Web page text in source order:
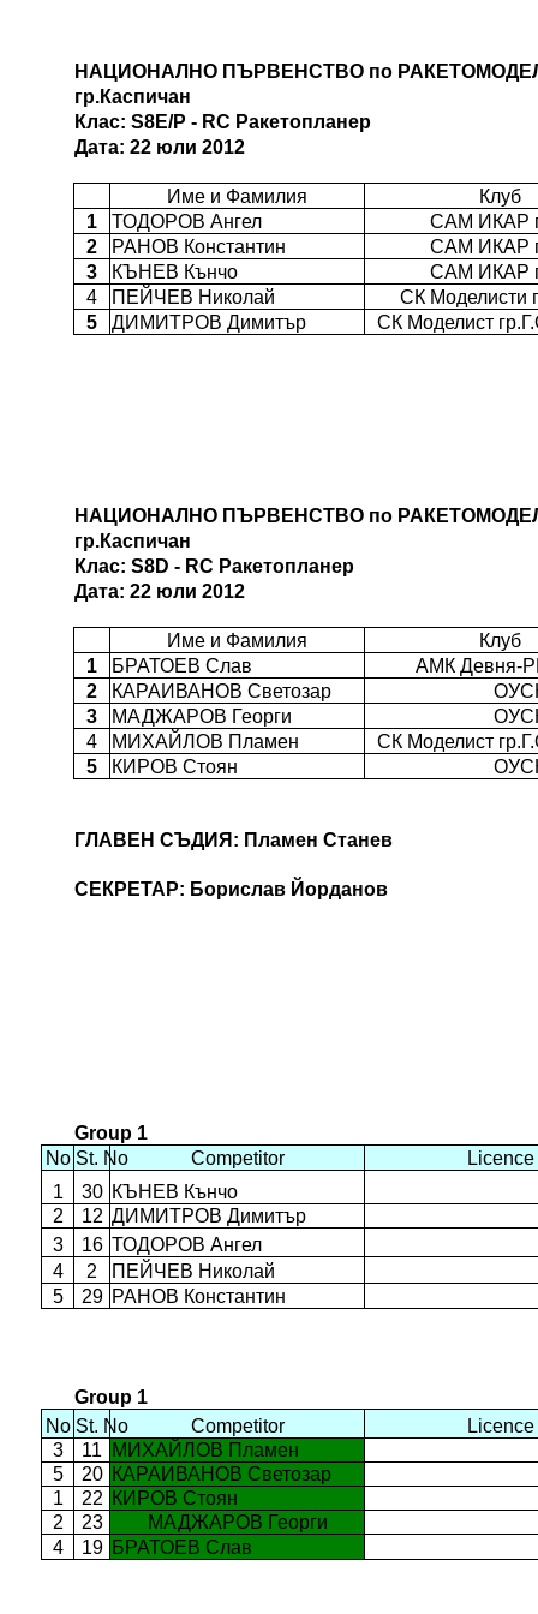
НАЦИОНАЛНО ПЪРВЕНСТВО по
гр.Каспичан
Клас: S8E/P - RC Ракетопланер
Дата: 22 юли 2012
Име и Фамилия
Клуб
1
ТОДОРОВ Ангел
САМ ИКАР
2
РАНОВ Константин
САМ ИКАР
3
КЪНЕВ Кънчо
САМ ИКАР
4
ПЕЙЧЕВ Николай
СК Моделисти
5
ДИМИТРОВ Димитър СК Моделист
НАЦИОНАЛНО ПЪРВЕНСТВО по
гр.Каспичан
Клас: S8D - RC Ракетопланер
Дата: 22 юли 2012
Име и Фамилия
Клуб
1
БРАТОЕВ Слав
АМК Девня-
2
КАРАИВАНОВ Светозар
3
МАДЖАРОВ Георги
4
МИХАЙЛОВ Пламен
СК Моделист
5
КИРОВ Стоян
ГЛАВЕН СЪДИЯ: Пламен Станев
СЕКРЕТАР: Борислав Йорданов
Group 1
No St. No Competitor
Licence
1
30 КЪНЕВ Кънчо
2
12 ДИМИТРОВ Димитър
3
16 ТОДОРОВ Ангел
4
2
ПЕЙЧЕВ Николай
5
29 РАНОВ Константин
Group 1
No St. No Competitor
Licence
3
11
МИХАЙЛОВ Пламен
5
20 КАРАИВАНОВ Светозар
1
22 КИРОВ Стоян
2
23
МАДЖАРОВ Георги
4
19 БРАТОЕВ Слав